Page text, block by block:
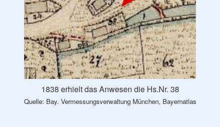
1838 erhielt das Anwesen die Hs.Nr. 38
Quelle: Bay. Vermessungsverwaltung München, Bayernatlas